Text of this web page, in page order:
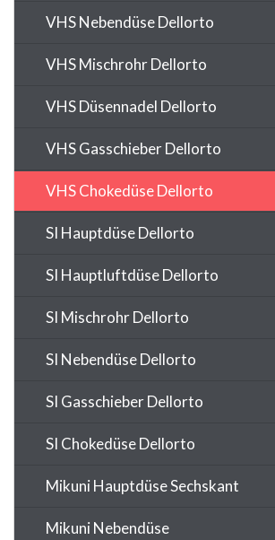
VHS Nebendüse Dellorto
VHS Mischrohr Dellorto
VHS Düsennadel Dellorto
VHS Gasschieber Dellorto
VHS Chokedüse Dellorto
SI Hauptdüse Dellorto
SI Hauptluftdüse Dellorto
SI Mischrohr Dellorto
SI Nebendüse Dellorto
SI Gasschieber Dellorto
SI Chokedüse Dellorto
Mikuni Hauptdüse Sechskant
Mikuni Nebendüse